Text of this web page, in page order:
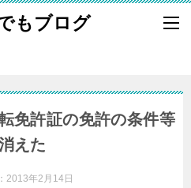
もブログ
免許証の免許の条件等
えた
2013年2月14日